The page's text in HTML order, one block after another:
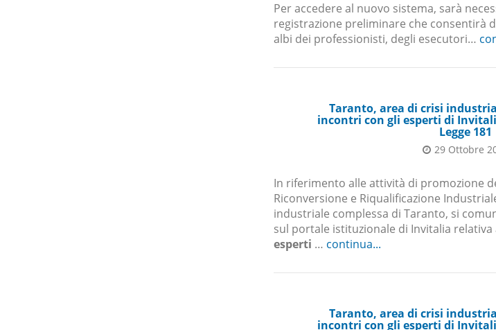
Per accedere al nuovo sistema, sarà
registrazione preliminare che consentirà
albi dei professionisti, degli esecutori…
Taranto, area di crisi
incontri con gli esperti di
Legge 181
29 Ottobre
In riferimento alle attività di promozione
Riconversione e Riqualificazione
industriale complessa di Taranto, si
sul portale istituzionale di Invitalia relativa
esperti … continua...
Taranto, area di crisi
incontri con gli esperti di